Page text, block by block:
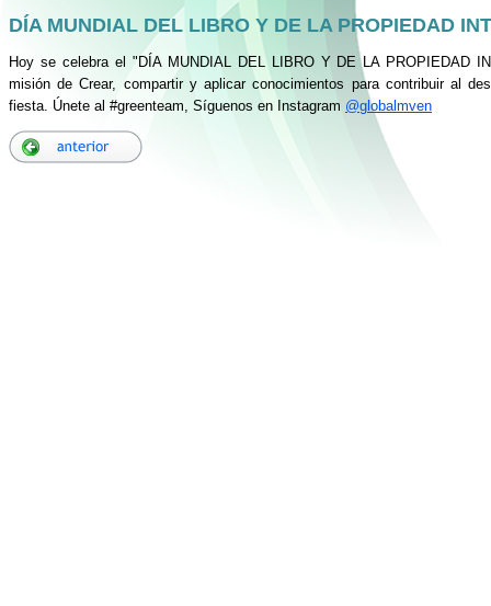
DÍA MUNDIAL DEL LIBRO Y DE LA PROPIEDAD
Hoy se celebra el "DÍA MUNDIAL DEL LIBRO Y DE LA PROPIEDAD
misión de Crear, compartir y aplicar conocimientos para contribuir al
fiesta. Únete al #greenteam, Síguenos en Instagram @globalmven